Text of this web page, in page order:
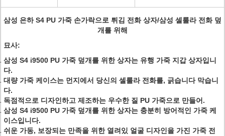
삼성 은하 S4 PU 가죽 손가락으로 튀김 전화 상자/삼성 셀룰라 전화 덮
개를 위해
묘사:
삼성 S4 i9500 PU 가죽 덮개를 위한 상자는 유행 가죽 지갑 상자입니
다.
대량 가죽 케이스는 먼지에서 당신의 셀룰라 전화를, 긁습니다 막습니
다.
독점적으로 디자인하고 제조하는 우수한 질 PU 가죽으로 만들어.
삼성 S4 i9500 PU 가죽 덮개를 위한 상자는 충분히 방어적인 가죽 케
이스입니다.
쉬운 가동, 보장되는 만족을 위한 열려있 얼굴 디자인을 가진 가죽 전